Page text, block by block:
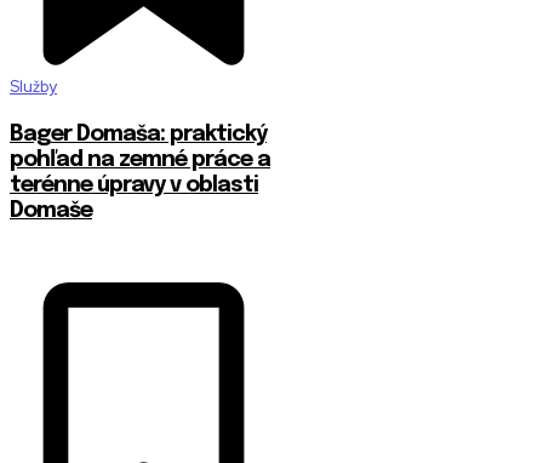
Služby
Bager Domaša: praktický
pohľad na zemné práce a
terénne úpravy v oblasti
Domaše